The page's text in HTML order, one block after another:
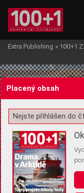
Žádost o souhlas s
Pro základní fungování
(tzv. cookies apod.).
Extra Publishing » 100+1
Placený obsah
Nejste přihlášen do